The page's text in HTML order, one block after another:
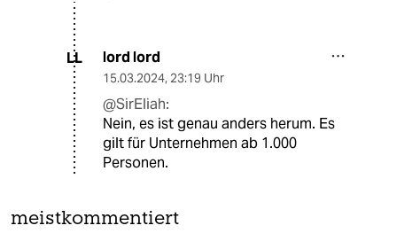
LL lord lord
15.03.2024, 23:19 Uhr
@SirEliah:
Nein, es ist genau anders herum. Es
gilt für Unternehmen ab 1.000
Personen.
meistkommentiert